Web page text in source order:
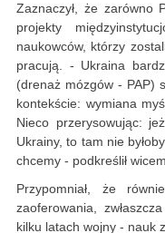
Zaznaczył, że zarówno
projekty
naukowców, którzy
pracują. - Ukraina
(drenaż mózgów - PAP)
kontekście: wymiana
Nieco przerysowując:
Ukrainy, to tam nie
chcemy - podkreślił
Przypomniał, że
zaoferowania,
kilku latach wojny - nauk